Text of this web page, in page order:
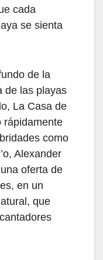
cada
se sienta
de la
de las playas
La Casa de
rápidamente
como
Alexander
oferta de
en un
que